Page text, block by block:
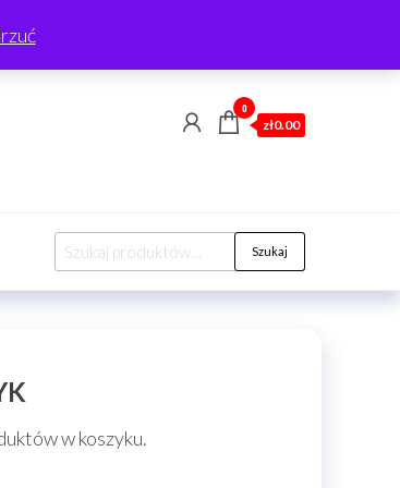
0
zł0.00
Szukaj: Szukaj
w koszyku.